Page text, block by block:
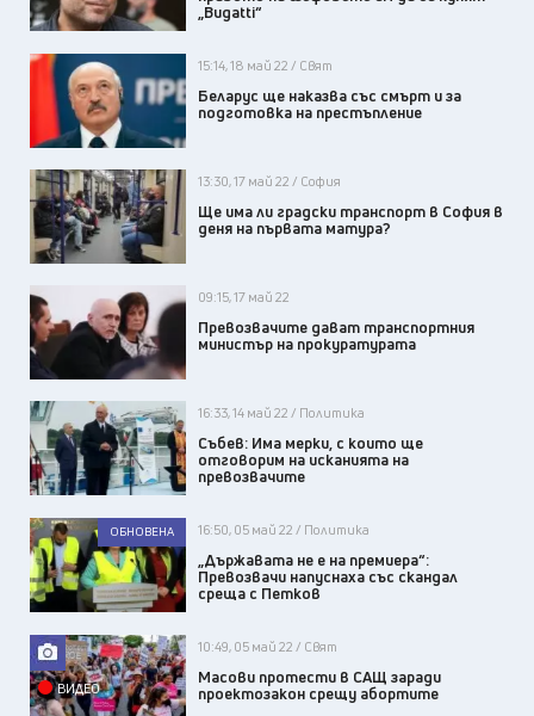
„Bugatti“
15:14, 18 май 22 / Свят
Беларус ще наказва със смърт и за
подготовка на престъпление
13:30, 17 май 22 / София
Ще има ли градски транспорт в София в
деня на първата матура?
09:15, 17 май 22
Превозвачите дават транспортния
министър на прокуратурата
16:33, 14 май 22 / Политика
Събев: Има мерки, с които ще
отговорим на исканията на
превозвачите
ОБНОВЕНА 16:50, 05 май 22 / Политика
„Държавата не е на премиера“:
Превозвачи напуснаха със скандал
среща с Петков
ВИДЕО
10:49, 05 май 22 / Свят
Масови протести в САЩ заради
проектозакон срещу абортите